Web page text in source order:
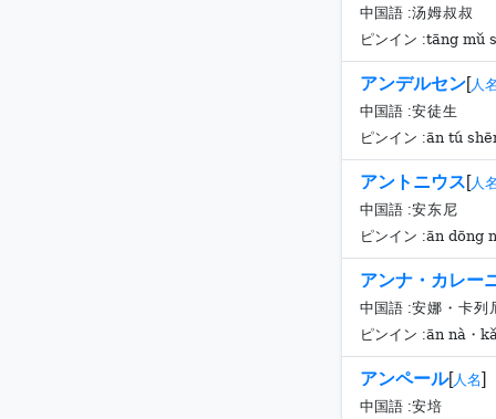
中国語 :汤姆叔叔
ピンイン :tāng mǔ
アンデルセン[人名
中国語 :安徒生
ピンイン :ān tú
アントニウス[人名
中国語 :安东尼
ピンイン :ān dōng
アンナ・カレー
中国語 :安娜・卡列
ピンイン :ān nà・
アンペール[人名]
中国語 :安培